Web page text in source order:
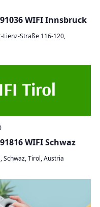
WIFI Innsbruck
Lienz-Straße 116-120,
WIFI Schwaz
Schwaz, Tirol, Austria